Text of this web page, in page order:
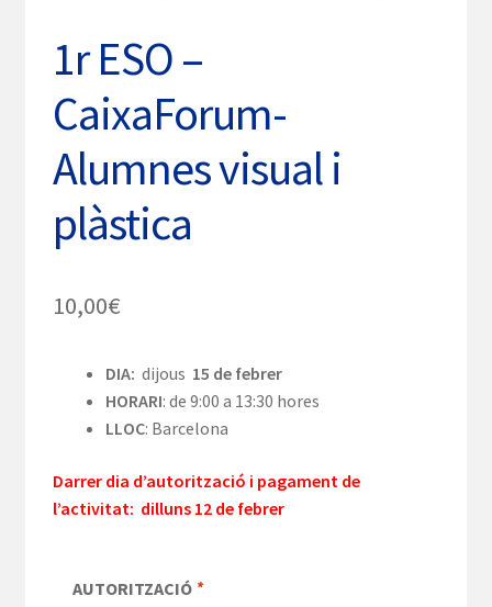
1r ESO –
CaixaForum-
Alumnes visual i
plàstica
10,00€
DIA: dijous 15 de febrer
HORARI: de 9:00 a 13:30 hores
LLOC: Barcelona
Darrer dia d’autorització i pagament de
l’activitat: dilluns 12 de febrer
AUTORITZACIÓ *